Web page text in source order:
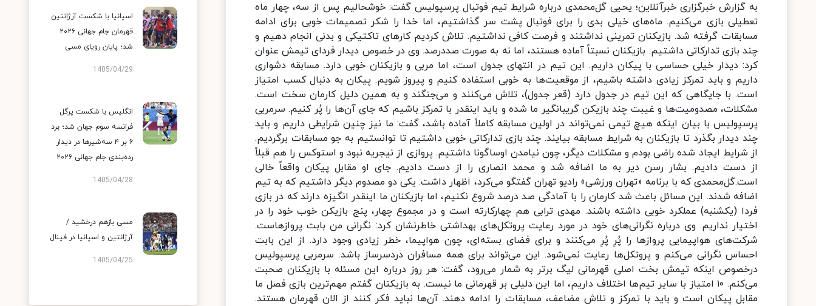
به گزارش خبرگزاری خبرآنلاین؛ یحیی گل‌محمدی درباره شرایط تیم فوتبال پرسپولیس گفت: خوشحالیم پس از سه، چهار ماه
تعطیلی بازی می‌کنیم. ماه‌های خیلی بدی را برای فوتبال پشت سر گذاشتیم، اما خدا را شکر تصمیمات خوبی برای ادامه
مسابقات گرفته شد. بازیکنان تمرینی نداشتند و فرصت کافی نداشتیم. تلاش کردیم کارهای تاکتیکی و بدنی انجام دهیم و
چند بازی تدارکاتی داشتیم. بازیکنان نسبتاً آماده هستند، اما نه به صورت صددرصد. وی در خصوص دیدار فردای تیمش عنوان
کرد: دیدار خیلی حساسی با پیکان داریم. این تیم در انتهای جدول است، اما مربی و بازیکنان خوبی دارد. مسابقه دشواری
داریم و باید تمرکز زیادی داشته باشیم، از موقعیت‌ها به خوبی استفاده کنیم و پیروز شویم. پیکان به دنبال کسب امتیاز
است. با جایگاهی که این تیم در جدول دارد (قعر جدول)، تلاش می‌کنند و می‌جنگند و به همین دلیل کارمان سخت است.
مشکلات، مصدومیت‌ها و غیبت چند بازیکن گریبانگیر ما شده و باید اینقدر با تمرکز باشیم که جای آن‌ها را پُر کنیم. سرمربی
پرسپولیس با بیان اینکه هیچ تیمی نمی‌تواند در اولین مسابقه کاملاً آماده باشد، گفت: ما نیز چنین شرایطی داریم و باید
چند دیدار بگذرد تا بازیکنان به شرایط مسابقه بیایند. چند بازی تدارکاتی خوبی داشتیم تا توانستیم به جو مسابقات برگردیم.
از شرایط ایجاد شده راضی بودم و مشکلات دیگر، چون نیامدن اوساگونا داشتیم. پروازی از نیجریه نبود و استوکس را هم قبلاً
از دست دادیم. بشار رسن دیر به ما اضافه شد و محمد انصاری را از دست دادیم. جای او مقابل پیکان واقعاً خالی
است.گل‌محمدی که با برنامه «تهران ورزشی» رادیو تهران گفتگو می‌کرد، اظهار داشت: یکی دو مصدوم دیگر داشتیم که به تیم
اضافه شدند. این مسائل باعث شد کارمان را با آمادگی صد درصد شروع نکنیم، اما بازیکنان ما اینقدر انگیزه دارند که در بازی
فردا (یکشنبه) عملکرد خوبی داشته باشند. مهدی ترابی هم چهارکارته است و در مجموع چهار، پنج بازیکن خوب خود را در
اختیار نداریم. وی درباره نگرانی‌های خود در مورد رعایت پروتکل‌های بهداشتی خاطرنشان کرد: نگرانی من بابت پروازهاست.
شرکت‌های هواپیمایی پروازها را پُرِ پُرِ می‌کنند و برای فضای بسته‌ای، چون هواپیما، خطر زیادی وجود دارد. از این بابت
احساس نگرانی می‌کنم و پروتکل‌ها رعایت نمی‌شود. این می‌تواند برای همه مسافران دردسرساز باشد. سرمربی پرسپولیس
درخصوص اینکه تیمش بخت اصلی قهرمانی لیگ برتر به شمار می‌رود، گفت: هر روز درباره این مسئله با بازیکنان صحبت
می‌کنم. ۱۰ امتیاز با سایر تیم‌ها اختلاف داریم، اما این دلیلی بر قهرمانی ما نیست. به بازیکنان گفتم مهم‌ترین بازی فصل ما
مقابل پیکان است و باید با تمرکز و تلاش مضاعف، مسابقات را ادامه دهند. آن‌ها نباید فکر کنند از الان قهرمان هستند.
اسپانیا با شکست آرژانتین
قهرمان جام جهانی ۲۰۲۶
شد؛ پایان رویای مسی
1405/04/29
انگلیس با شکست پرگل
فرانسه سوم جهان شد؛ برد
۶ بر ۴ سه‌شیرها در دیدار
رده‌بندی جام جهانی ۲۰۲۶
1405/04/28
مسی بازهم درخشید /
آرژانتین و اسپانیا در فینال
1405/04/25